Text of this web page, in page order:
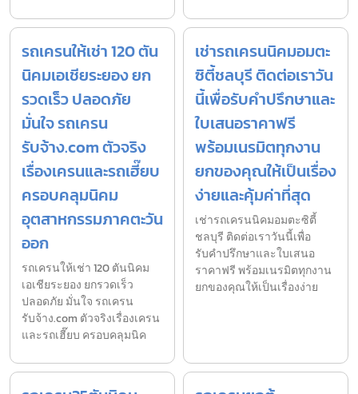
รถเครนให้เช่า 120 ตัน
นิคมเอเชียระยอง ยก
รวดเร็ว ปลอดภัย
มั่นใจ รถเครน
รับจ้าง.com ตัวจริง
เรื่องเครนและรถเฮี๊ยบ
ครอบคลุมนิคม
อุตสาหกรรมภาคตะวัน
ออก
รถเครนให้เช่า 120 ตันนิคม
เอเชียระยอง ยกรวดเร็ว
ปลอดภัย มั่นใจ รถเครน
รับจ้าง.com ตัวจริงเรื่องเครน
และรถเฮี๊ยบ ครอบคลุมนิค
เช่ารถเครนนิคมอมตะ
ซิตี้ชลบุรี ติดต่อเราวัน
นี้เพื่อรับคำปรึกษาและ
ใบเสนอราคาฟรี
พร้อมเนรมิตทุกงาน
ยกของคุณให้เป็นเรื่อง
ง่ายและคุ้มค่าที่สุด
เช่ารถเครนนิคมอมตะซิตี้
ชลบุรี ติดต่อเราวันนี้เพื่อ
รับคำปรึกษาและใบเสนอ
ราคาฟรี พร้อมเนรมิตทุกงาน
ยกของคุณให้เป็นเรื่องง่าย